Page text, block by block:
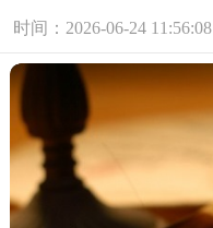
时间：2026-06-24 11:56:08